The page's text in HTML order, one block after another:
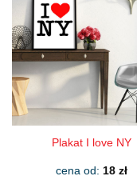
wariantów.
Opcje
można
wybrać
na
stronie
produktu
Plakat I love NY
cena od: 18 zł